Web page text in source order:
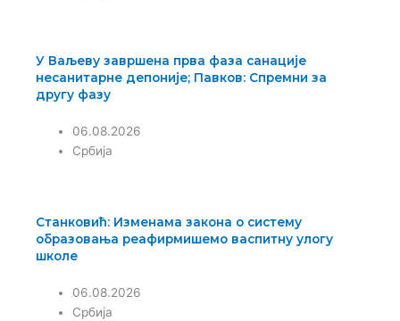
У Ваљеву завршена прва фаза санације
несанитарне депоније; Павков: Спремни за
другу фазу
06.08.2026
Србија
Станковић: Изменама закона о систему
образовања реафирмишемо васпитну улогу
школе
06.08.2026
Србија